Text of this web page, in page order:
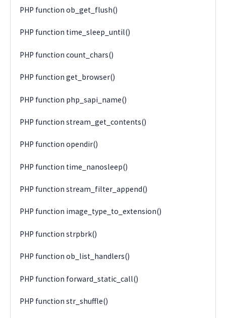
PHP function ob_get_flush()
PHP function time_sleep_until()
PHP function count_chars()
PHP function get_browser()
PHP function php_sapi_name()
PHP function stream_get_contents()
PHP function opendir()
PHP function time_nanosleep()
PHP function stream_filter_append()
PHP function image_type_to_extension()
PHP function strpbrk()
PHP function ob_list_handlers()
PHP function forward_static_call()
PHP function str_shuffle()